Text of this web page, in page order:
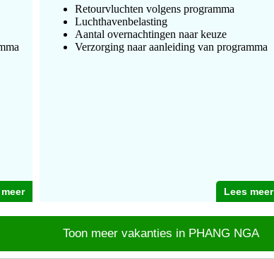
Retourvluchten volgens programma
Luchthavenbelasting
Aantal overnachtingen naar keuze
Verzorging naar aanleiding van programma
Lees meer
Toon meer vakanties in PHANG NGA